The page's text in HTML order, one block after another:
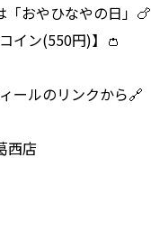
「おやひなやの日」🍗
イン(550円)】👛
ールのリンクから🔗
西店